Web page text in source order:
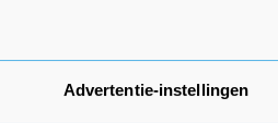
Advertentie-instellingen
het